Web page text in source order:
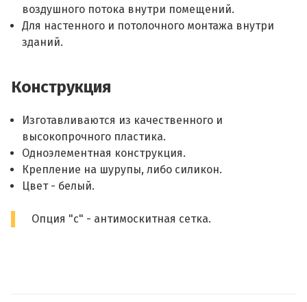
воздушного потока внутри помещений.
Для настенного и потолочного монтажа внутри
зданий.
Конструкция
Изготавливаются из качественного и
высокопрочного пластика.
Одноэлементная конструкция.
Крепление на шурупы, либо силикон.
Цвет - белый.
Опция "с" - антимоскитная сетка.